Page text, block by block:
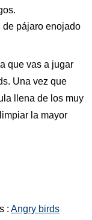
de pájaro enojado
que vas a jugar
Una vez que
llena de los muy
la mayor
: Angry birds